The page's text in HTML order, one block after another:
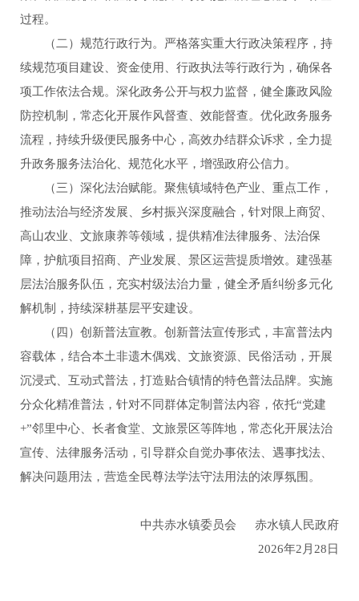
过程。
（二）规范行政行为。严格落实重大行政决策程序，持
续规范项目建设、资金使用、行政执法等行政行为，确保各
项工作依法合规。深化政务公开与权力监督，健全廉政风险
防控机制，常态化开展作风督查、效能督查。优化政务服务
流程，持续升级便民服务中心，高效办结群众诉求，全力提
升政务服务法治化、规范化水平，增强政府公信力。
（三）深化法治赋能。聚焦镇域特色产业、重点工作，
推动法治与经济发展、乡村振兴深度融合，针对限上商贸、
高山农业、文旅康养等领域，提供精准法律服务、法治保
障，护航项目招商、产业发展、景区运营提质增效。建强基
层法治服务队伍，充实村级法治力量，健全矛盾纠纷多元化
解机制，持续深耕基层平安建设。
（四）创新普法宣教。创新普法宣传形式，丰富普法内
容载体，结合本土非遗木偶戏、文旅资源、民俗活动，开展
沉浸式、互动式普法，打造贴合镇情的特色普法品牌。实施
分众化精准普法，针对不同群体定制普法内容，依托“党建
+”邻里中心、长者食堂、文旅景区等阵地，常态化开展法治
宣传、法律服务活动，引导群众自觉办事依法、遇事找法、
解决问题用法，营造全民尊法学法守法用法的浓厚氛围。
中共赤水镇委员会 赤水镇人民政府
2026年2月28日